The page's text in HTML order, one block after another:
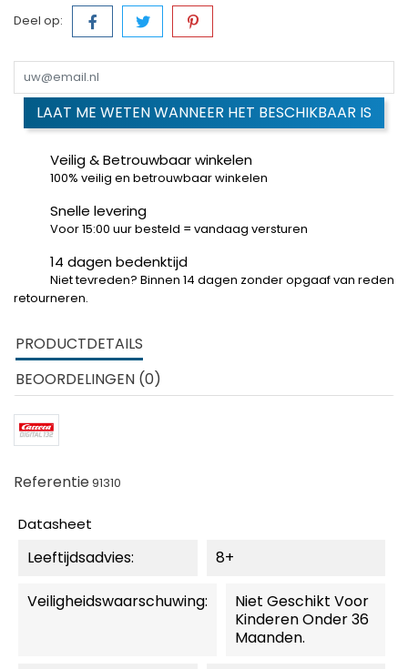
Deel op:
LAAT ME WETEN WANNEER HET BESCHIKBAAR IS
Veilig & Betrouwbaar winkelen
100% veilig en betrouwbaar winkelen
Snelle levering
Voor 15:00 uur besteld = vandaag versturen
14 dagen bedenktijd
Niet tevreden? Binnen 14 dagen zonder opgaaf van reden
retourneren.
PRODUCTDETAILS
BEOORDELINGEN (0)
Referentie91310
Datasheet
Leeftijdsadvies: 8+
Veiligheidswaarschuwing:
Niet Geschikt Voor
Kinderen Onder 36
Maanden.